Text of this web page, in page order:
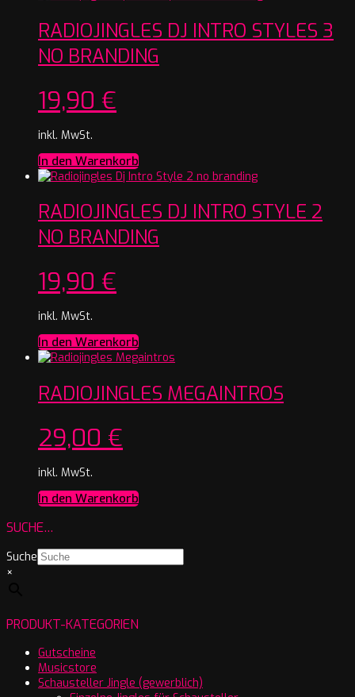
RADIOJINGLES DJ INTRO STYLES 3
NO BRANDING
19,90 €
inkl. MwSt.
In den Warenkorb
RADIOJINGLES DJ INTRO STYLE 2
NO BRANDING
19,90 €
inkl. MwSt.
In den Warenkorb
RADIOJINGLES MEGAINTROS
29,00 €
inkl. MwSt.
In den Warenkorb
SUCHE…
Suche
×
PRODUKT-KATEGORIEN
Gutscheine
Musicstore
Schausteller Jingle (gewerblich)